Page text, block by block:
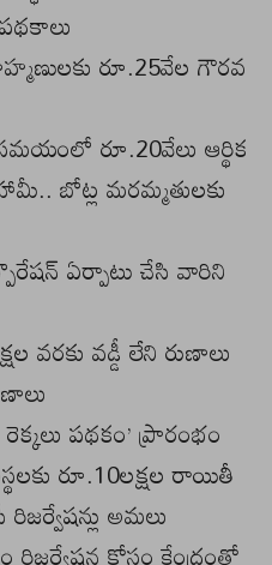
రూ.25వేల గౌరవ
రూ.20వేలు ఆర్థిక
బోట్ల మరమ్మతులకు
ఏర్పాటు చేసి వారిని
వరకు వడ్డీ లేని రుణాలు
పథకం’ ప్రారంభం
రూ.10లక్షల రాయితీ
అమలు